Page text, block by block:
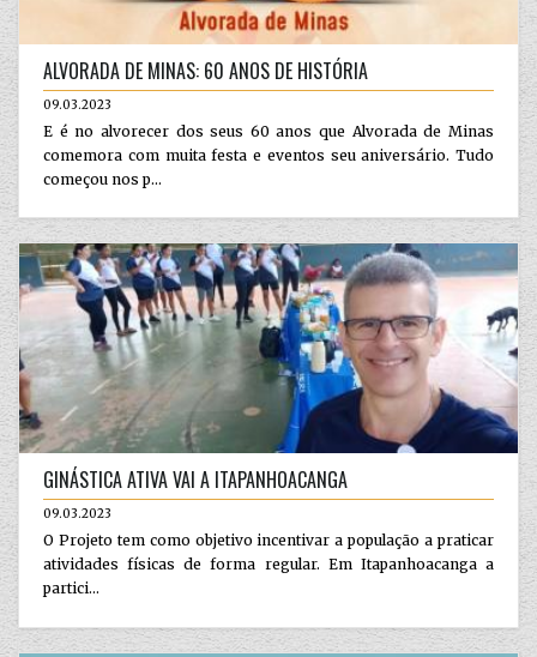
ALVORADA DE MINAS: 60 ANOS DE HISTÓRIA
09.03.2023
E é no alvorecer dos seus 60 anos que Alvorada de Minas
comemora com muita festa e eventos seu aniversário. Tudo
começou nos p...
GINÁSTICA ATIVA VAI A ITAPANHOACANGA
09.03.2023
O Projeto tem como objetivo incentivar a população a praticar
atividades físicas de forma regular. Em Itapanhoacanga a
partici...